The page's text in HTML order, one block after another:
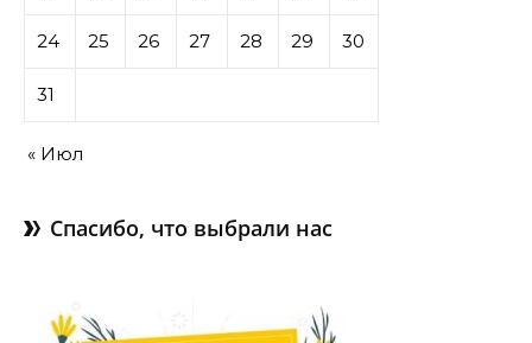
24 25 26 27 28 29 30
31
« Июл
Спасибо, что выбрали нас